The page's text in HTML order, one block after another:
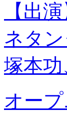
【出演
ネタン
塚本
オー